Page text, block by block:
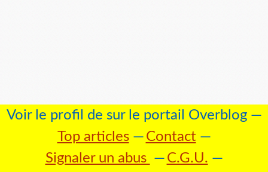
Voir le profil de sur le portail Overblog
Top articles
Contact
Signaler un abus
C.G.U.